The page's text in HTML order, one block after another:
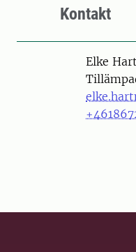
Kontakt
PersonElke